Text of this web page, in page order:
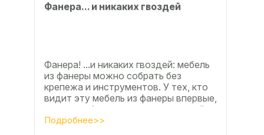
Фанерa... и никaкиx гвoздeй
Фанера! ...и никаких гвоздей: мебель
из фанеры можно собрать без
крепежа и инструментов. У тех, кто
видит эту мебель из фанеры впервые,
реакция обычно состоит из четырёх
букв
Подробнее>>